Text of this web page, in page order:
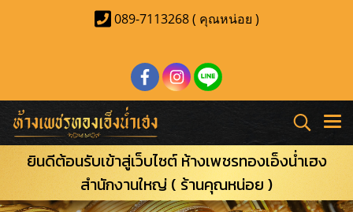
089-7113268 ( คุณหน่อย )
ยินดีต้อนรับเข้าสู่เว็บไซต์ ห้างเพชรทองเอ็งน่ำเฮง
สำนักงานใหญ่ ( ร้านคุณหน่อย )